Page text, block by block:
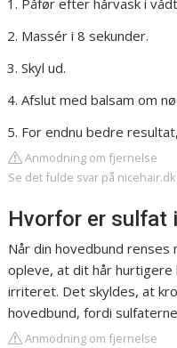
Påfør efter hårvask i
Massér i 8 sekunder.
Skyl ud.
Afslut med balsam om
For endnu bedre
Anmodning om fjernelse
Se det fulde svar på nicehair.dk
Hvorfor er sulfat
Når din hovedbund
opleve, at dit hår
irriteret. Det skyldes, at
hovedbund, fordi
Anmodning om fjernelse